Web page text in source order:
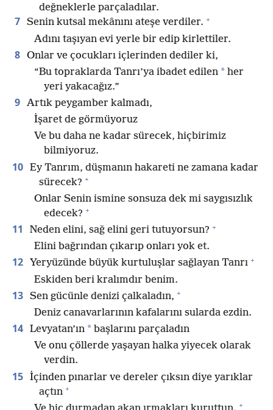
değneklerle parçaladılar.
7 Senin kutsal mekânını ateşe verdiler. +
Adını taşıyan evi yerle bir edip kirlettiler.
8 Onlar ve çocukları içlerinden dediler ki,
“Bu topraklarda Tanrı’ya ibadet edilen * her
yeri yakacağız.”
9 Artık peygamber kalmadı,
İşaret de görmüyoruz
Ve bu daha ne kadar sürecek, hiçbirimiz
bilmiyoruz.
10 Ey Tanrım, düşmanın hakareti ne zamana kadar
sürecek? +
Onlar Senin ismine sonsuza dek mi saygısızlık
edecek? +
11 Neden elini, sağ elini geri tutuyorsun? +
Elini bağrından çıkarıp onları yok et.
12 Yeryüzünde büyük kurtuluşlar sağlayan Tanrı +
Eskiden beri kralımdır benim.
13 Sen gücünle denizi çalkaladın, +
Deniz canavarlarının kafalarını sularda ezdin.
14 Levyatan’ın * başlarını parçaladın
Ve onu çöllerde yaşayan halka yiyecek olarak
verdin.
15 İçinden pınarlar ve dereler çıksın diye yarıklar
açtın +
+